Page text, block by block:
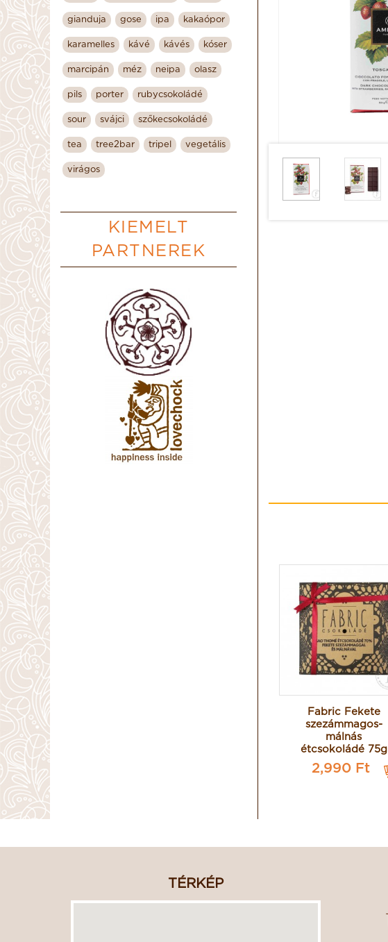
gianduja gose ipa kakaópor
karamelles kávé kávés kóser
marcipán méz neipa olasz
pils porter rubycsokoládé
sour svájci szőkecsokoládé
tea tree2bar tripel vegetális
virágos
KIEMELT
PARTNEREK
Fabric Fekete
szezámmagos-
málnás
étcsokoládé 75g
2,990 Ft
TÉRKÉP